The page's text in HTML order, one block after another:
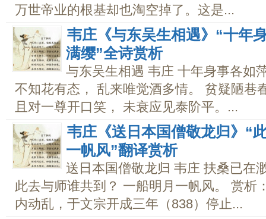
万世帝业的根基却也淘空掉了。这是...
韦庄《与东吴生相遇》“十年
满缨”全诗赏析
与东吴生相遇 韦庄 十年身事各如
不知花有态， 乱来唯觉酒多情。 贫疑陋巷
且对一尊开口笑， 未衰应见泰阶平。...
韦庄《送日本国僧敬龙归》“
一帆风”翻译赏析
送日本国僧敬龙归 韦庄 扶桑已在
此去与师谁共到？ 一船明月一帆风。 赏析
内动乱，于文宗开成三年（838）停止...